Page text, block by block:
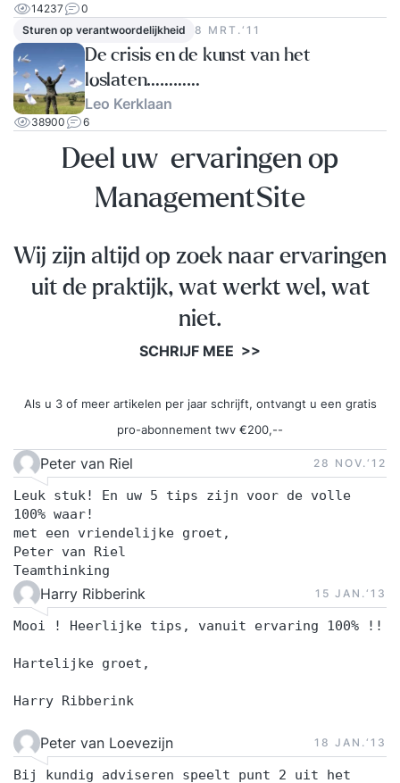
14237
0
Sturen op verantwoordelijkheid
8 MRT.‘11
De crisis en de kunst van het
loslaten…………
Leo Kerklaan
38900 6
Deel uw ervaringen op
ManagementSite
Wij zijn altijd op zoek naar ervaringen
uit de praktijk, wat werkt wel, wat
niet.
SCHRIJF MEE >>
Als u 3 of meer artikelen per jaar schrijft, ontvangt u een gratis
pro-abonnement twv €200,--
Peter van Riel 28 NOV.‘12
Leuk stuk! En uw 5 tips zijn voor de volle
100% waar!
met een vriendelijke groet,
Peter van Riel
Teamthinking
Harry Ribberink 15 JAN.‘13
Mooi ! Heerlijke tips, vanuit ervaring 100% !!
Hartelijke groet,
Harry Ribberink
Peter van Loevezijn 18 JAN.‘13
Bij kundig adviseren speelt punt 2 uit het